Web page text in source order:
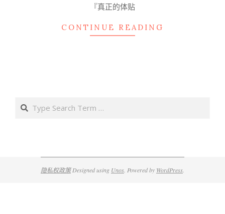
『真正的体贴
CONTINUE READING
Search
隐私权政策Designed using Unos . Powered by WordPress